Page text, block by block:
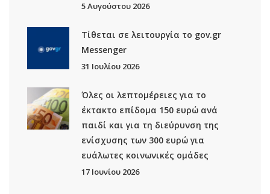
5 Αυγούστου 2026
Τίθεται σε λειτουργία το gov.gr
Μessenger
31 Ιουλίου 2026
Όλες οι λεπτομέρειες για το
έκτακτο επίδομα 150 ευρώ ανά
παιδί και για τη διεύρυνση της
ενίσχυσης των 300 ευρώ για
ευάλωτες κοινωνικές ομάδες
17 Ιουνίου 2026